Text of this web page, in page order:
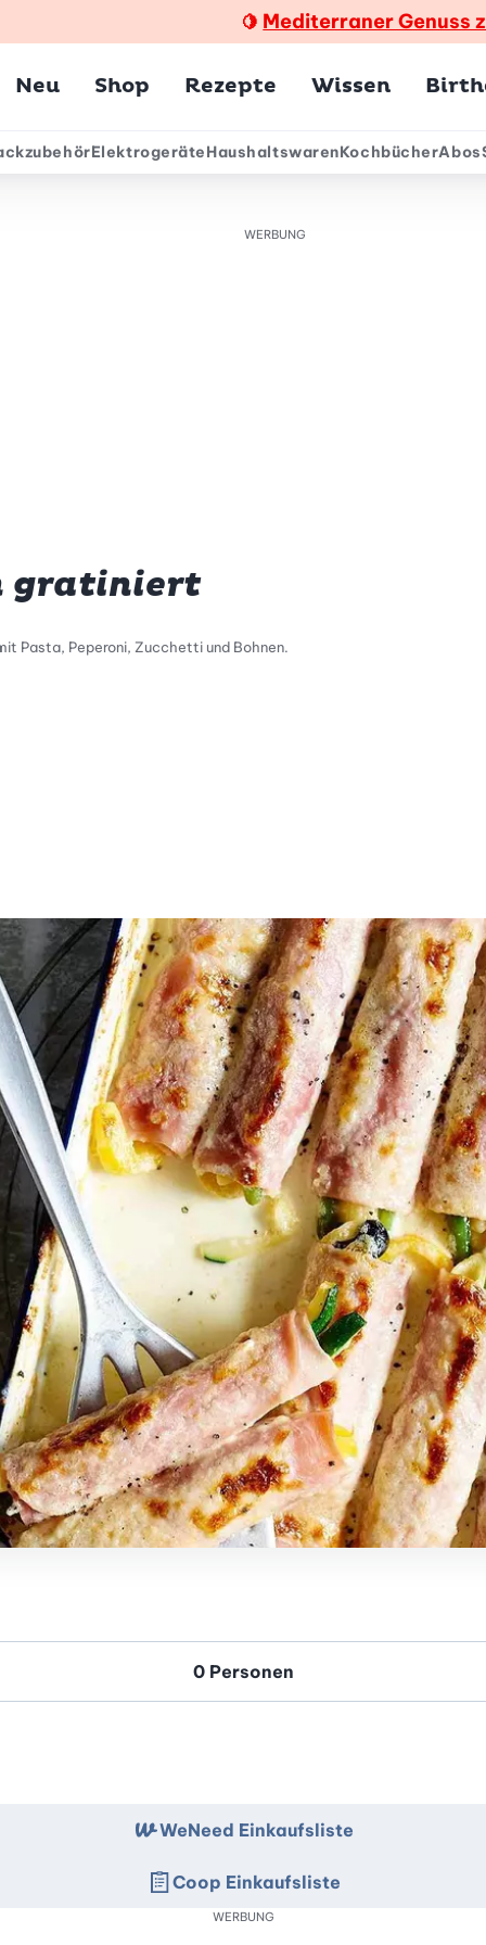
🍋 Mediterraner Genuss
Neu Shop Rezepte Wissen
ElektrogeräteHaushaltswarenKochbücherAbos
WERBUNG
gratiniert
Pasta, Peperoni, Zucchetti und Bohnen.
Skala Info
WeNeed Einkaufsliste
Coop Einkaufsliste
WERBUNG